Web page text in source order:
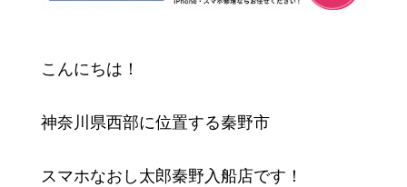
こんにちは！
神奈川県西部に位置する秦野市
スマホなおし太郎秦野入船店です！